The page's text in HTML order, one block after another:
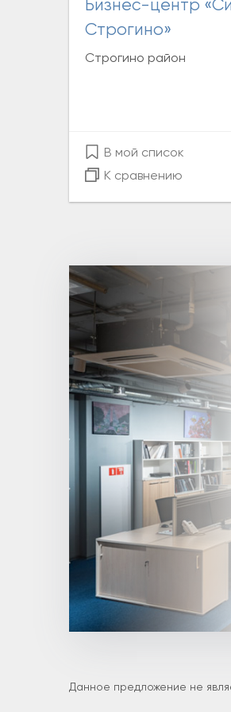
Бизнес-центр «Сити
Строгино»
Строгино район
В мой список
К сравнению
Данное предложение не